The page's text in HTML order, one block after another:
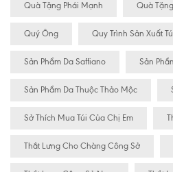
Quà Tặng Phái Mạnh Quà
Quý Ông Quy Trình Sản Xuất
Sản Phẩm Da Saffiano Sản
Sản Phẩm Da Thuộc Thảo Mộc
Sở Thích Mua Túi Của Chị Em
Thắt Lưng Cho Chàng Công Sở